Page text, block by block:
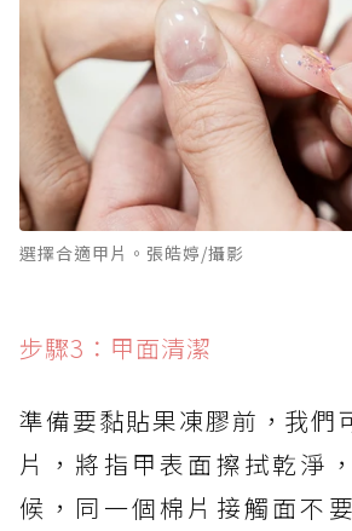
選擇合適甲片。張皓婷/攝影
步驟3：甲面清潔
準備要黏貼果凍膠前，我們
片，將指甲表面擦拭乾淨
候，同一個棉片接觸面不